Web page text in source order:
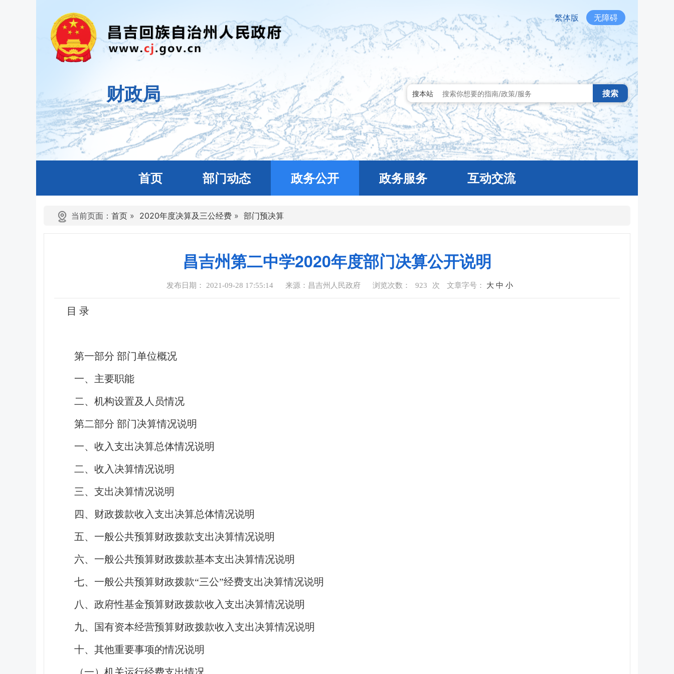
繁体版 无障碍
财政局 搜本站 搜索
首页 部门动态 政务公开 政务服务 互动交流
当前页面： 首页 » 2020年度决算及三公经费 » 部门预决算
昌吉州第二中学2020年度部门决算公开说明
发布日期： 2021-09-28 17:55:14 来源：昌吉州人民政府 浏览次数： 923 次 文章字号： 大 中 小
目 录
第一部分 部门单位概况
一、主要职能
二、机构设置及人员情况
第二部分 部门决算情况说明
一、收入支出决算总体情况说明
二、收入决算情况说明
三、支出决算情况说明
四、财政拨款收入支出决算总体情况说明
五、一般公共预算财政拨款支出决算情况说明
六、一般公共预算财政拨款基本支出决算情况说明
七、一般公共预算财政拨款“三公”经费支出决算情况说明
八、政府性基金预算财政拨款收入支出决算情况说明
九、国有资本经营预算财政拨款收入支出决算情况说明
十、其他重要事项的情况说明